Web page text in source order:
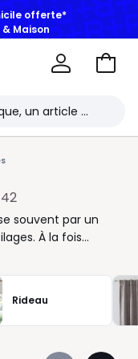
Maison
Aller
42
souvent par un
À la fois
filtrent la
à votre intérieur.
dans le salon ou
aidons à trouver
selon vos envies
Rideau